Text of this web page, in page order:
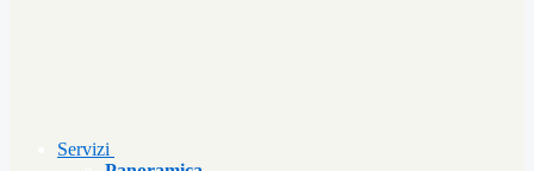
Servizi